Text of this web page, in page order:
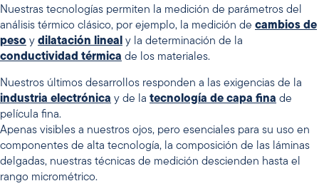
Nuestras tecnologías permiten la medición de parámetros del
análisis térmico clásico, por ejemplo, la medición de cambios de
peso y dilatación lineal y la determinación de la
conductividad térmica de los materiales.
Nuestros últimos desarrollos responden a las exigencias de la
industria electrónica y de la tecnología de capa fina de
película fina.
Apenas visibles a nuestros ojos, pero esenciales para su uso en
componentes de alta tecnología, la composición de las láminas
delgadas, nuestras técnicas de medición descienden hasta el
rango micrométrico.